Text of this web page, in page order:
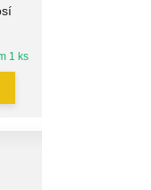
1 ks